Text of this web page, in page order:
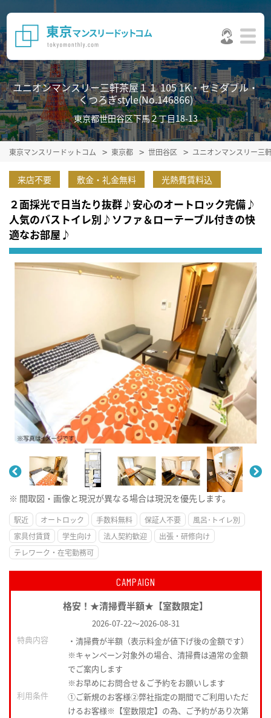
ユニオンマンスリー三軒茶屋１１ 105 1K・セミダブル・
くつろぎstyle(No.146866)
東京都世田谷区下馬２丁目18-13
東京マンスリードットコム 東京都 世田谷区 ユニオンマンスリー三
来店不要 敷金・礼金無料 光熱費賃料込
２面採光で日当たり抜群♪安心のオートロック完備♪
人気のバストイレ別♪ソファ＆ローテーブル付きの快
適なお部屋♪
※ 間取図・画像と現況が異なる場合は現況を優先します。
駅近 オートロック 手数料無料 保証人不要
風呂･トイレ別
家具付賃貸
学生向け 法人契約歓迎
出張・研修向け
テレワーク・在宅勤務可
CAMPAIGN
格安！★清掃費半額★【室数限定】
2026-07-22～2026-08-31
特典内容
・清掃費が半額（表示料金が値下げ後の金額です）
※キャンペーン対象外の場合、清掃費は通常の金額
でご案内します
※お早めにお問合せ＆ご予約をお願いします
利用条件
①ご新規のお客様②弊社指定の期間でご利用いただ
けるお客様※【室数限定】の為、ご予約があり次第